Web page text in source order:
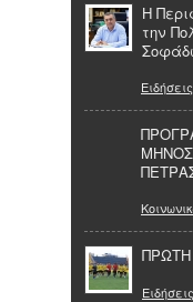
Η
την
Ειδήσεις
ΠΡΩΤΗ
Ειδήσεις